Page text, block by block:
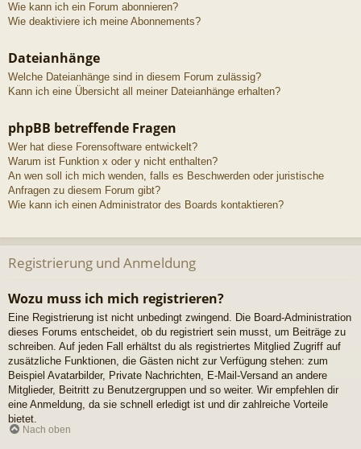
Wie kann ich ein Forum abonnieren?
Wie deaktiviere ich meine Abonnements?
Dateianhänge
Welche Dateianhänge sind in diesem Forum zulässig?
Kann ich eine Übersicht all meiner Dateianhänge erhalten?
phpBB betreffende Fragen
Wer hat diese Forensoftware entwickelt?
Warum ist Funktion x oder y nicht enthalten?
An wen soll ich mich wenden, falls es Beschwerden oder juristische
Anfragen zu diesem Forum gibt?
Wie kann ich einen Administrator des Boards kontaktieren?
Registrierung und Anmeldung
Wozu muss ich mich registrieren?
Eine Registrierung ist nicht unbedingt zwingend. Die Board-Administration
dieses Forums entscheidet, ob du registriert sein musst, um Beiträge zu
schreiben. Auf jeden Fall erhältst du als registriertes Mitglied Zugriff auf
zusätzliche Funktionen, die Gästen nicht zur Verfügung stehen: zum
Beispiel Avatarbilder, Private Nachrichten, E-Mail-Versand an andere
Mitglieder, Beitritt zu Benutzergruppen und so weiter. Wir empfehlen dir
eine Anmeldung, da sie schnell erledigt ist und dir zahlreiche Vorteile
bietet.
Nach oben